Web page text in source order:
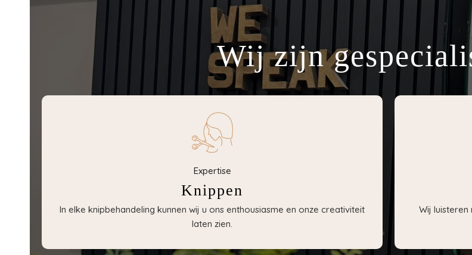
Wij zijn
Expertise
Knippen
In elke knipbehandeling kunnen wij u ons enthousiasme en onze creativiteit
laten zien.
Wij